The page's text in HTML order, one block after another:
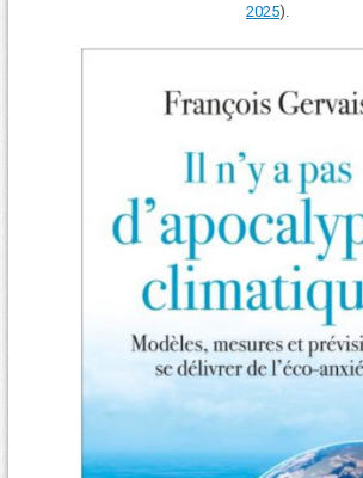
2025).